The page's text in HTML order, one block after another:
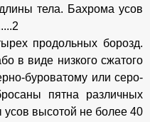
тела. Бахрома усов
продольных борозд.
в виде низкого сжатого
буроватому или серо-
пятна различных
высотой не более 40